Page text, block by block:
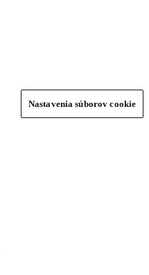
Nastavenia súborov cookie